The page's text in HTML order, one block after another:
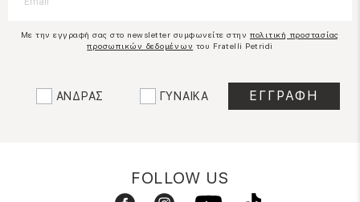
Με την εγγραφή σας στο newsletter συμφωνείτε στην πολιτική προστασίας
προσωπικών δεδομένων του Fratelli Petridi
ΑΝΔΡΑΣ ΓΥΝΑΙΚΑ
FOLLOW US